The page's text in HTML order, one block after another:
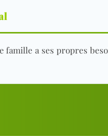
a ses propres